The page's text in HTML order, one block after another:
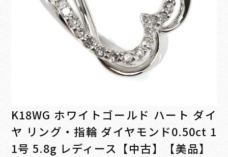
K18WG ホワイトゴールド ハート ダイ
ヤ リング・指輪 ダイヤモンド0.50ct 1
1号 5.8g レディース【中古】【美品】